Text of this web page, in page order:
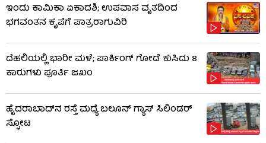
ಇಂದು ಕಾಮಿಕಾ ಏಕಾದಶಿ; ಉಪವಾಸ ವೃತದಿಂದ
ಭಗವಂತನ ಕೃಪೆಗೆ ಪಾತ್ರರಾಗುವಿರಿ
ದೆಹಲಿಯಲ್ಲಿ ಭಾರೀ ಮಳೆ; ಪಾರ್ಕಿಂಗ್ ಗೋಡೆ ಕುಸಿದು 8
ಕಾರುಗಳು ಪೂರ್ತಿ ಜಖಂ
ಹೈದರಾಬಾದ್​ನ ರಸ್ತೆ ಮಧ್ಯೆ ಬಲೂನ್ ಗ್ಯಾಸ್ ಸಿಲಿಂಡರ್
ಸ್ಫೋಟ